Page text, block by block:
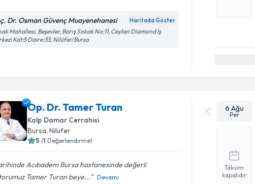
Dr. Osman Güvenç Muayenehanesi Haritada Göster
Mahallesi, Beşevler, Barış Sokak No:11, Ceylan Diamond İş
Kat:5 Daire:33, Nilüfer/Bursa
Op. Dr. Tamer Turan
Kalp Damar Cerrahisi
Bursa , Nilüfer
5 (1 Değerlendirme)
Acıbadem Bursa hastanesinde değerli
Tamer Turan beye...
Devamı
6 Ağu
Per
Takvim
kapalıdır